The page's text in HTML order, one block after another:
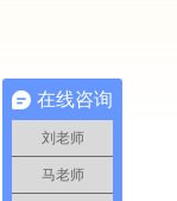
在线咨询
刘老师
马老师